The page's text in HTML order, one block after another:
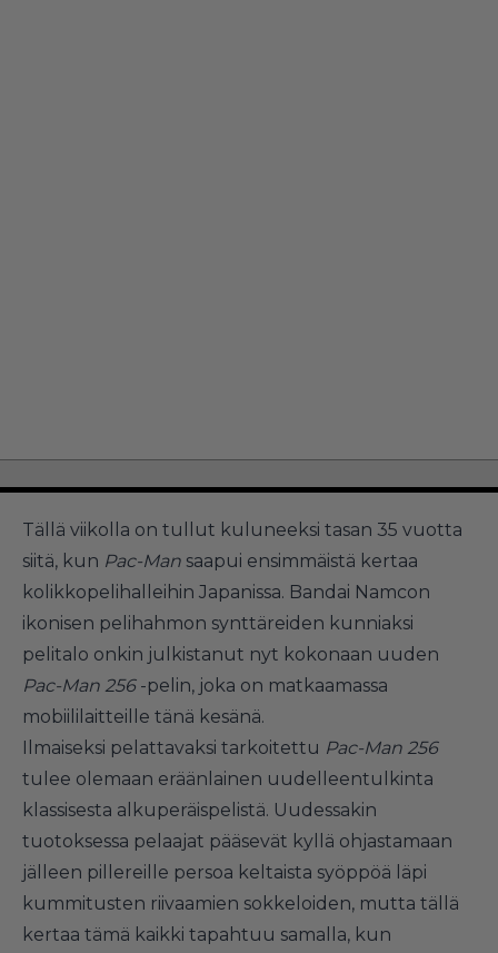
Tällä viikolla on tullut kuluneeksi tasan 35 vuotta
siitä, kun Pac-Man saapui ensimmäistä kertaa
kolikkopelihalleihin Japanissa. Bandai Namcon
ikonisen pelihahmon synttäreiden kunniaksi
pelitalo onkin julkistanut nyt kokonaan uuden
Pac-Man 256-pelin, joka on matkaamassa
mobiililaitteille tänä kesänä.
Ilmaiseksi pelattavaksi tarkoitettu Pac-Man 256
tulee olemaan eräänlainen uudelleentulkinta
klassisesta alkuperäispelistä. Uudessakin
tuotoksessa pelaajat pääsevät kyllä ohjastamaan
jälleen pillereille persoa keltaista syöppöä läpi
kummitusten riivaamien sokkeloiden, mutta tällä
kertaa tämä kaikki tapahtuu samalla, kun